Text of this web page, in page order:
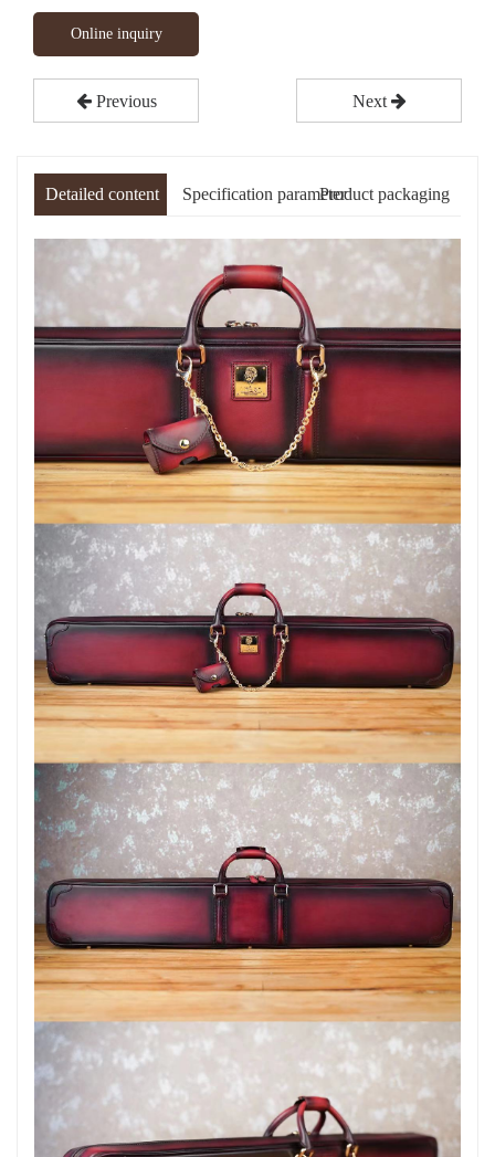
Online inquiry
Previous Next
Detailed content Specification parameterProduct packaging